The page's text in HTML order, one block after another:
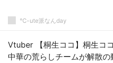
℃-ute派なんday
Vtuber 【桐生ココ】桐生コ
中華の荒らしチームが解散